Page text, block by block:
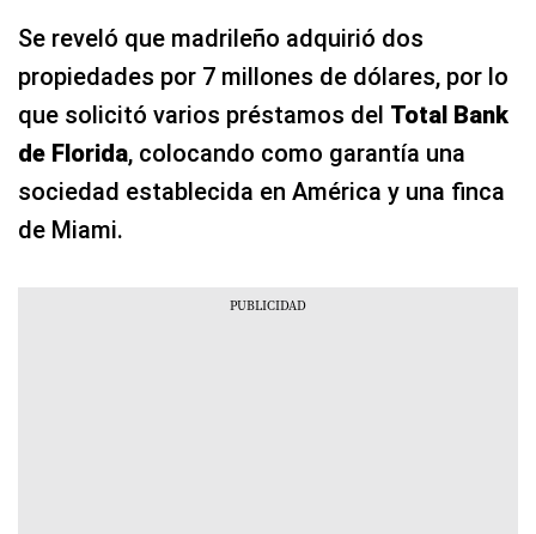
Se reveló que madrileño adquirió dos
propiedades por 7 millones de dólares, por lo
que solicitó varios préstamos del Total Bank
de Florida, colocando como garantía una
sociedad establecida en América y una finca
de Miami.